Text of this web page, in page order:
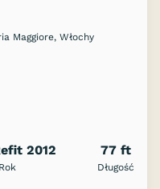
Maggiore, Włochy
2012
Rok
77 ft
Długość